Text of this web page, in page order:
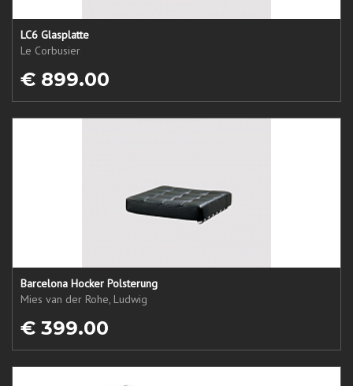
LC6 Glasplatte
Le Corbusier
€ 899.00
Barcelona Hocker Polsterung
Mies van der Rohe, Ludwig
€ 399.00